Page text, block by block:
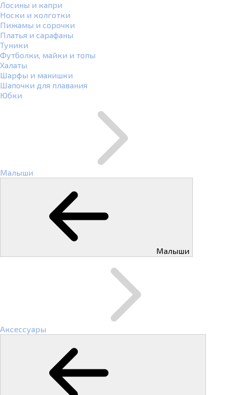
Лосины и капри
Носки и колготки
Пижамы и сорочки
Платья и сарафаны
Туники
Футболки, майки и топы
Халаты
Шарфы и манишки
Шапочки для плавания
Юбки
Малыши
Малыши
Аксессуары